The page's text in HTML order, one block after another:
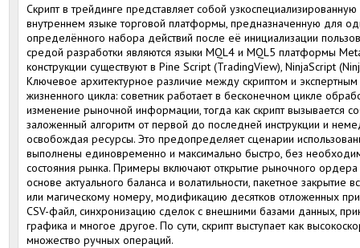
Скрипт в трейдинге представляет собой
внутреннем языке торговой платформы, предназначенную для
определённого набора действий после её инициализации
средой разработки являются языки MQL4 и MQL5 платформы
конструкции существуют в Pine Script (TradingView), NinjaScript
Ключевое архитектурное различие между скриптом и
жизненного цикла: советник работает в бесконечном цикле
изменение рыночной информации, тогда как скрипт вызывается
заложенный алгоритм от первой до последней инструкции и
освобождая ресурсы. Это предопределяет сценарии
выполнены единовременно и максимально быстро, без
состояния рынка. Примеры включают открытие рыночного
основе актуального баланса и волатильности, пакетное закрытие
или магическому номеру, модификацию десятков отложенных
CSV-файл, синхронизацию сделок с внешними базами данных,
графика и многое другое. По сути, скрипт выступает как
множество ручных операций.